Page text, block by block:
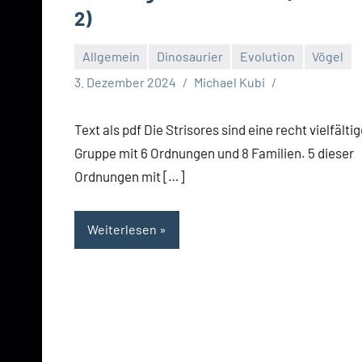
2)
Allgemein Dinosaurier Evolution
Vögel
3. Dezember 2024
Michael Kubi
Text als pdf Die Strisores sind eine recht
Gruppe mit 6 Ordnungen und 8 Familien. 5 dieser
Ordnungen mit […]
Weiterlesen